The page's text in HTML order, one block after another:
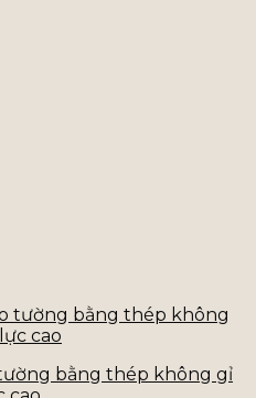
bằng thép không gỉ